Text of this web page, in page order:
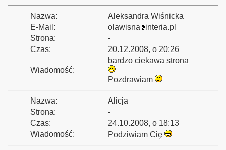
Nazwa:
Aleksandra Wiśnicka
E-Mail:
olawisna
interia.pl
Strona:
-
Czas:
20.12.2008, o 20:26
Wiadomość:
bardzo ciekawa strona
Pozdrawiam
Nazwa:
Alicja
Strona:
-
Czas:
24.10.2008, o 18:13
Wiadomość:
Podziwiam Cię